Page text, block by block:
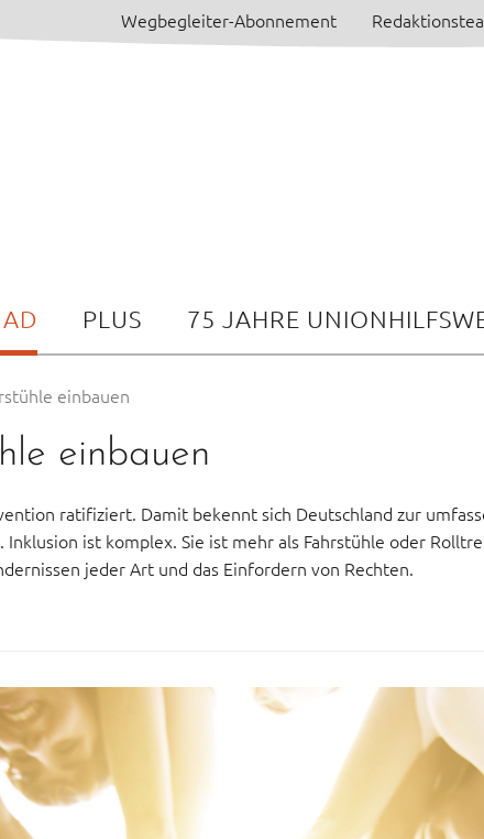
Wegbegleiter-Abonnement
PLUS 75 JAHRE
einbauen
einbauen
ratifiziert. Damit bekennt sich Deutschland zur
ist komplex. Sie ist mehr als Fahrstühle oder
jeder Art und das Einfordern von Rechten.